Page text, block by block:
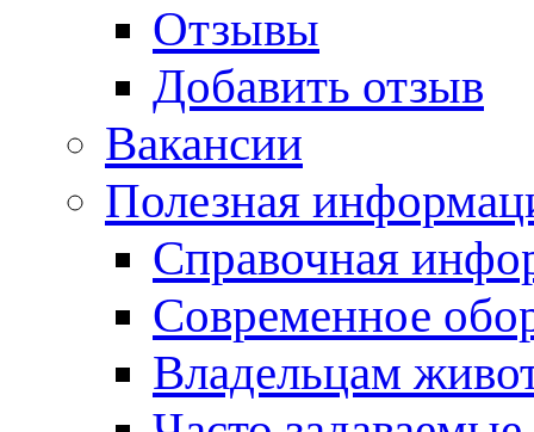
Отзывы
Добавить отзыв
Вакансии
Полезная
Справочная
Современное
Владельцам